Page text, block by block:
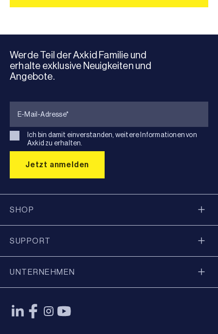
Werde Teil der Axkid Familie und
erhalte exklusive Neuigkeiten und
Angebote.
Ich bin damit einverstanden, weitere Informationen von
Axkid zu erhalten.
SHOP
SUPPORT
UNTERNEHMEN